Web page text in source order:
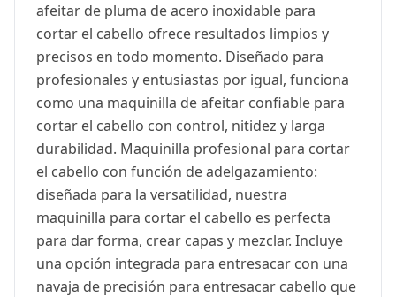
afeitar de pluma de acero inoxidable para
cortar el cabello ofrece resultados limpios y
precisos en todo momento. Diseñado para
profesionales y entusiastas por igual, funciona
como una maquinilla de afeitar confiable para
cortar el cabello con control, nitidez y larga
durabilidad. Maquinilla profesional para cortar
el cabello con función de adelgazamiento:
diseñada para la versatilidad, nuestra
maquinilla para cortar el cabello es perfecta
para dar forma, crear capas y mezclar. Incluye
una opción integrada para entresacar con una
navaja de precisión para entresacar cabello que